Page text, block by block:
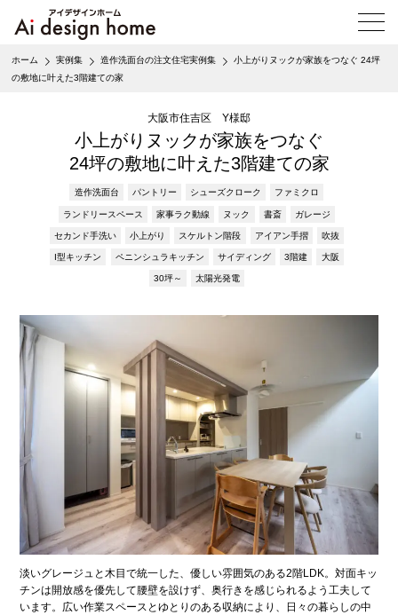
メ
ニ
ー
ホーム 実例集 造作洗面台の注文住宅実例集
小上がりヌックが家族をつなぐ 24坪
の敷地に叶えた3階建ての家
大阪市住吉区 Y様邸
小上がりヌックが家族をつなぐ
24坪の敷地に叶えた3階建ての家
造作洗面台 パントリー シューズクローク ファミクロ
ランドリースペース 家事ラク動線 ヌック 書斎 ガレージ
セカンド手洗い 小上がり スケルトン階段 アイアン手摺 吹抜
I型キッチン ペニンシュラキッチン サイディング 3階建 大阪
30坪～ 太陽光発電
淡いグレージュと木目で統一した、優しい雰囲気のある2階LDK。対面キッ
チンは開放感を優先して腰壁を設けず、奥行きを感じられるよう工夫して
います。広い作業スペースとゆとりのある収納により、日々の暮らしの中